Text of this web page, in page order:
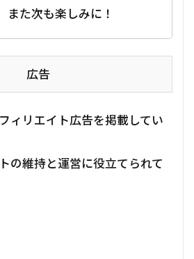
また次も楽しみに！
広告
ィリエイト広告を掲載してい
の維持と運営に役立てられて